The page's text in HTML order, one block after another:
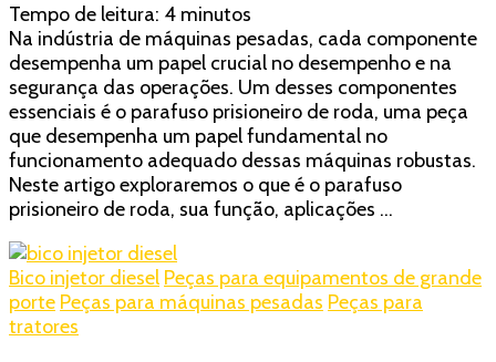
de
roda:
Estabilidade
garantida!
Tempo de leitura: 4 minutos
Na indústria de máquinas pesadas, cada componente
desempenha um papel crucial no desempenho e na
segurança das operações. Um desses componentes
essenciais é o parafuso prisioneiro de roda, uma peça
que desempenha um papel fundamental no
funcionamento adequado dessas máquinas robustas.
Neste artigo exploraremos o que é o parafuso
prisioneiro de roda, sua função, aplicações …
Bico injetor diesel Peças para equipamentos de grande
porte Peças para máquinas pesadas Peças para
tratores